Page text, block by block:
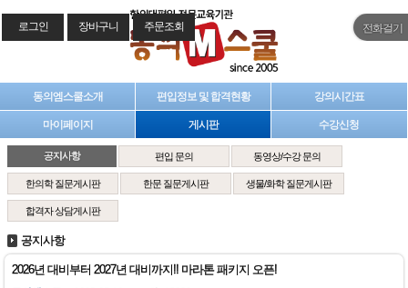
전화걸기
동의엠스쿨소개 편입정보 및 합격현황 강의시간표
마이페이지 게시판 수강신청
공지사항 편입 문의 동영상/수강 문의
한의학 질문게시판 한문 질문게시판 생물/화학 질문게시판
합격자 상담게시판
공지사항
2026년 대비부터 2027년 대비까지!! 마라톤 패키지 오픈!
로그인 장바구니 주문조회